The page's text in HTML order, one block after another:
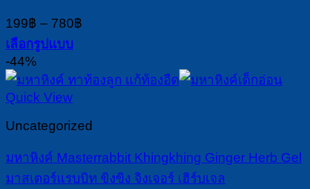
199฿ – 780฿
through
780฿
เลือกรูปแบบ
This
product
has
multiple
variants.
options
may
be
-44%
Quick View
Uncategorized
มหาหิงค์ Masterrabbit Khingkhing Ginger Herb Gel
มาสเตอร์แรบบิท ขิงขิง จิงเจอร์ เฮิร์บเจล